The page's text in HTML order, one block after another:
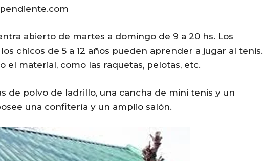
abierto de martes a domingo de 9 a 20 hs. Los
chicos de 5 a 12 años pueden aprender a jugar al tenis.
el material, como las raquetas, pelotas, etc.
de polvo de ladrillo, una cancha de mini tenis y un
una confitería y un amplio salón.